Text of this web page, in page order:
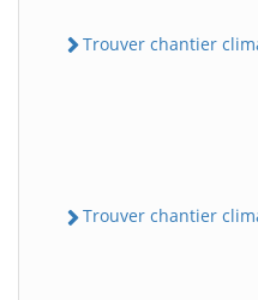
Trouver chantier
Trouver chantier